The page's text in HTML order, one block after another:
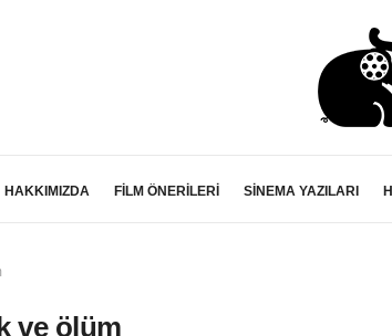
HAKKIMIZDA FİLM ÖNERİLERİ SİNEMA YAZILARI
ve ölüm